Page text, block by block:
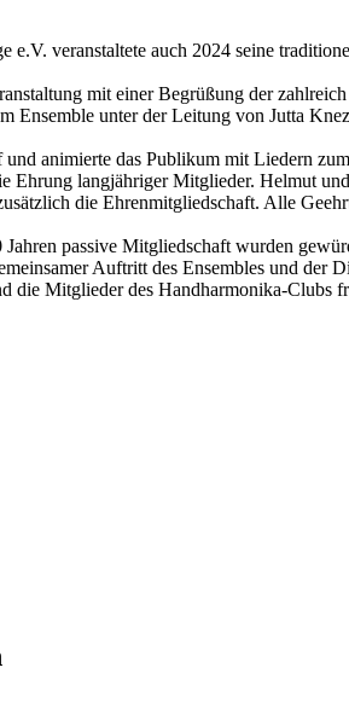
e.V. veranstaltete auch 2024 seine
mit einer Begrüßung der
Ensemble unter der Leitung von Jutta
animierte das Publikum mit Liedern
Ehrung langjähriger Mitglieder. Helmut
die Ehrenmitgliedschaft. Alle
passive Mitgliedschaft wurden
Auftritt des Ensembles und der
die Mitglieder des Handharmonika-Clubs